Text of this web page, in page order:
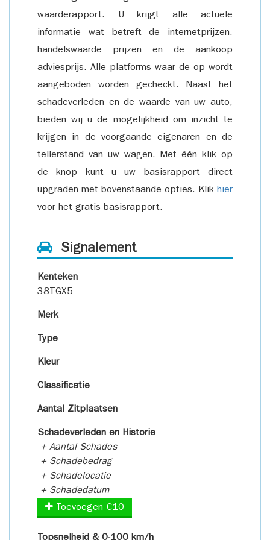
waarderapport. U krijgt alle actuele
informatie wat betreft de internetprijzen,
handelswaarde prijzen en de aankoop
adviesprijs. Alle platforms waar de op wordt
aangeboden worden gecheckt. Naast het
schadeverleden en de waarde van uw auto,
bieden wij u de mogelijkheid om inzicht te
krijgen in de voorgaande eigenaren en de
tellerstand van uw wagen. Met één klik op
de knop kunt u uw basisrapport direct
upgraden met bovenstaande opties. Klik hier
voor het gratis basisrapport.
Signalement
Kenteken
38TGX5
Merk
Type
Kleur
Classificatie
Aantal Zitplaatsen
Schadeverleden en Historie
+ Aantal Schades
+ Schadebedrag
+ Schadelocatie
+ Schadedatum
Toevoegen €10